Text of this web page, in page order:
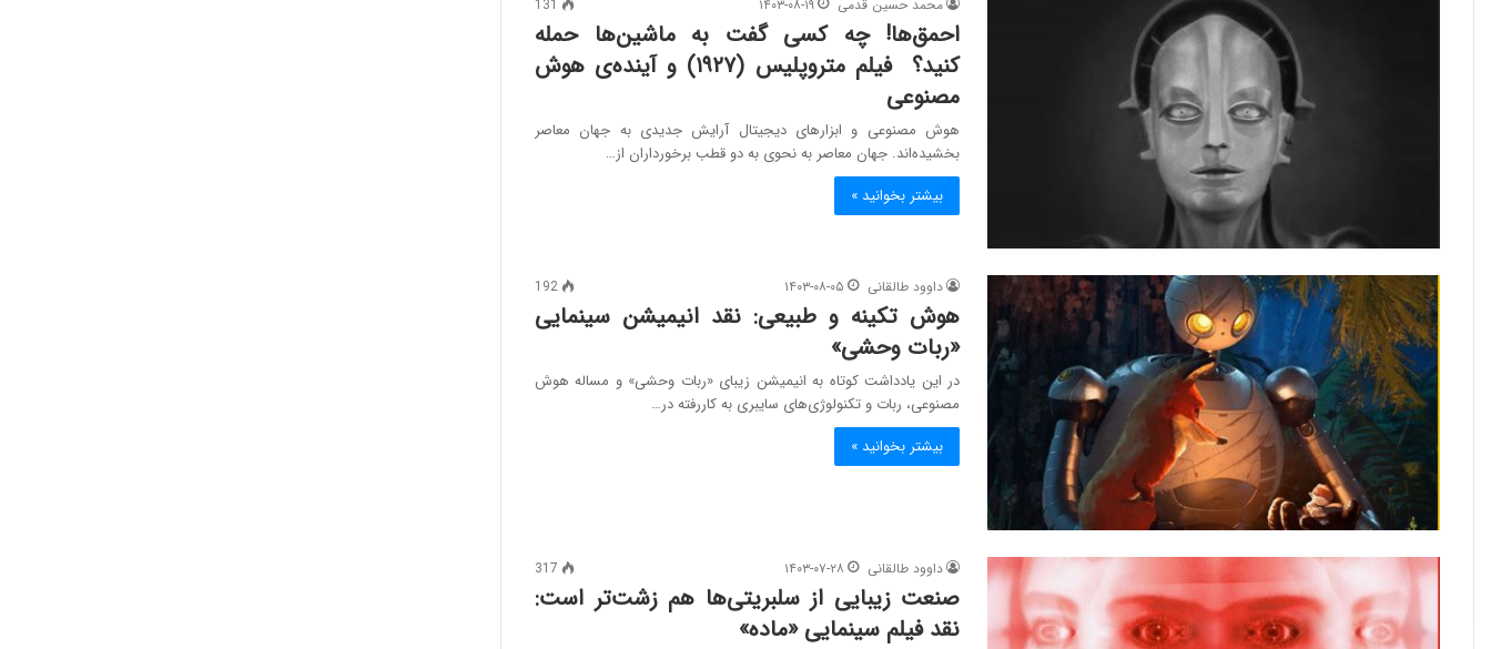
محمد حسین قدمی ۱۴۰۳-۰۸-۱۹ 131
احمق‌ها! چه کسی گفت به ماشین‌ها حمله
کنید؟ فیلم متروپلیس (۱۹۲۷) و آینده‌ی هوش
مصنوعی
هوش مصنوعی و ابزارهای دیجیتال آرایش جدیدی به جهان معاصر
بخشیده‌اند. جهان معاصر به نحوی به دو قطب برخورداران از…
بیشتر بخوانید »
داوود طالقانی ۱۴۰۳-۰۸-۰۵ 192
هوش تکینه و طبیعی: نقد انیمیشن سینمایی
«ربات وحشی»
در این یادداشت کوتاه به انیمیشن زیبای «ربات وحشی» و مساله هوش
مصنوعی، ربات و تکنولوژی‌های سایبری به کاررفته در…
بیشتر بخوانید »
داوود طالقانی ۱۴۰۳-۰۷-۲۸ 317
صنعت زیبایی از سلبریتی‌ها هم زشت‌تر است:
نقد فیلم سینمایی «ماده»